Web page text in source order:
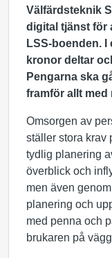
Välfärdsteknik
digital tjänst för
LSS-boenden.
kronor deltar
Pengarna ska
framför allt
Omsorgen av
ställer stora krav
tydlig planering
överblick och
men även
planering och
med penna och
brukaren på